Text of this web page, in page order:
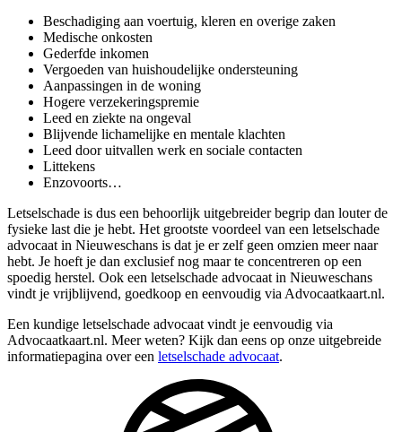
Beschadiging aan voertuig, kleren en overige zaken
Medische onkosten
Gederfde inkomen
Vergoeden van huishoudelijke ondersteuning
Aanpassingen in de woning
Hogere verzekeringspremie
Leed en ziekte na ongeval
Blijvende lichamelijke en mentale klachten
Leed door uitvallen werk en sociale contacten
Littekens
Enzovoorts…
Letselschade is dus een behoorlijk uitgebreider begrip dan louter de
fysieke last die je hebt. Het grootste voordeel van een letselschade
advocaat in Nieuweschans is dat je er zelf geen omzien meer naar
hebt. Je hoeft je dan exclusief nog maar te concentreren op een
spoedig herstel. Ook een letselschade advocaat in Nieuweschans
vindt je vrijblijvend, goedkoop en eenvoudig via Advocaatkaart.nl.
Een kundige letselschade advocaat vindt je eenvoudig via
Advocaatkaart.nl. Meer weten? Kijk dan eens op onze uitgebreide
informatiepagina over een letselschade advocaat.